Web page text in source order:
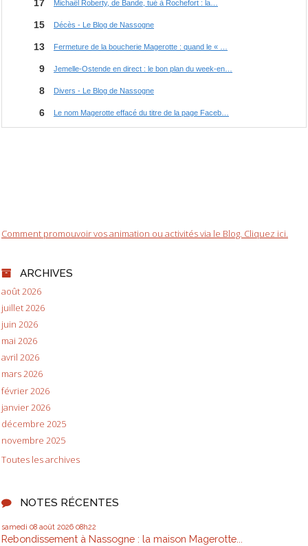
Comment promouvoir vos animation ou activités via le Blog. Cliquez ici.
ARCHIVES
août 2026
juillet 2026
juin 2026
mai 2026
avril 2026
mars 2026
février 2026
janvier 2026
décembre 2025
novembre 2025
Toutes les archives
NOTES RÉCENTES
samedi 08 août 2026 08h22
Rebondissement à Nassogne : la maison Magerotte...